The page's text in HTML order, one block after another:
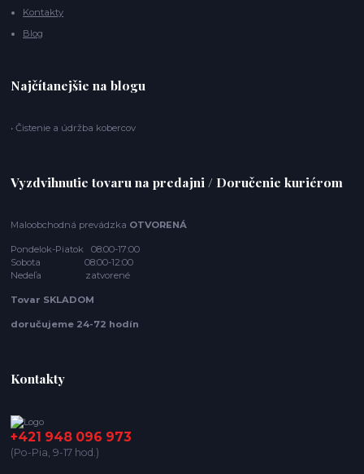
Kontakty
Blog
Najčítanejšie na blogu
• Čistenie a údržba kobercov
Vyzdvihnutie tovaru na predajni / Doručenie kuriérom
Maloobchodná prevádzka OTVORENÁ
Pondelok-Piatok 08:00-17:00
Sobota 08:00-12:00
Nedeľa zatvorené
Tovar SKLADOM
doručujeme 24-72 hodín
Kontakty
+421 948 096 973
(Po-Pia, 9-17 hod.)